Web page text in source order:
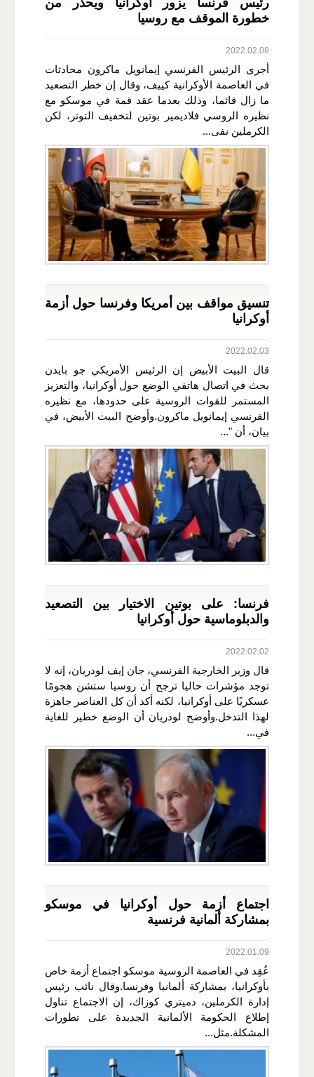
رئيس فرنسا يزور أوكرانيا ويحذر من
خطورة الموقف مع روسيا
2022.02.08
أجرى الرئيس الفرنسي إيمانويل ماكرون محادثات
في العاصمة الأوكرانية كييف، وقال إن خطر التصعيد
ما زال قائما، وذلك بعدما عقد قمة في موسكو مع
نظيره الروسي فلاديمير بوتين لتخفيف التوتر، لكن
الكرملين نفى...
تنسيق مواقف بين أمريكا وفرنسا حول أزمة
أوكرانيا
2022.02.03
قال البيت الأبيض إن الرئيس الأمريكي جو بايدن
بحث في اتصال هاتفي الوضع حول أوكرانيا، والتعزيز
المستمر للقوات الروسية على حدودها، مع نظيره
الفرنسي إيمانويل ماكرون.وأوضح البيت الأبيض، في
بيان، أن "...
فرنسا: على بوتين الاختيار بين التصعيد
والدبلوماسية حول أوكرانيا
2022.02.02
قال وزير الخارجية الفرنسي، جان إيف لودريان، إنه لا
توجد مؤشرات حاليا ترجح أن روسيا ستشن هجومًا
عسكريًا على أوكرانيا، لكنه أكد أن كل العناصر جاهزة
لهذا التدخل.وأوضح لودريان أن الوضع خطير للغاية
في...
اجتماع أزمة حول أوكرانيا في موسكو
بمشاركة ألمانية فرنسية
2022.01.09
عُقِد في العاصمة الروسية موسكو اجتماع أزمة خاص
بأوكرانيا، بمشاركة ألمانيا وفرنسا.وقال نائب رئيس
إدارة الكرملين، دميتري كوزاك، إن الاجتماع تناول
إطلاع الحكومة الألمانية الجديدة على تطورات
المشكلة.مثل...